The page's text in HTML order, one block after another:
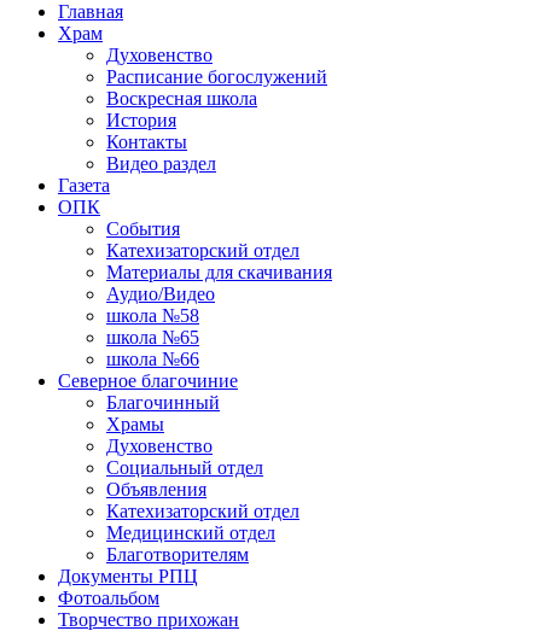
Главная
Храм
Духовенство
Расписание богослужений
Воскресная школа
История
Контакты
Видео раздел
Газета
ОПК
События
Катехизаторский отдел
Материалы для скачивания
Аудио/Видео
школа №58
школа №65
школа №66
Северное благочиние
Благочинный
Храмы
Духовенство
Социальный отдел
Объявления
Катехизаторский отдел
Медицинский отдел
Благотворителям
Документы РПЦ
Фотоальбом
Творчество прихожан